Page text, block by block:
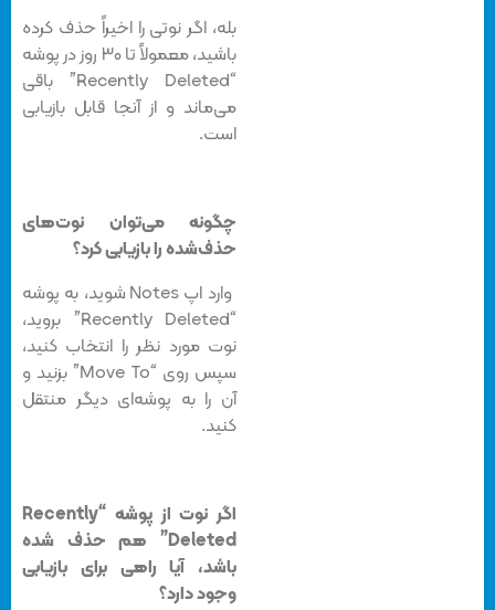
بله، اگر نوتی را اخیراً حذف کرده
باشید، معمولاً تا ۳۰ روز در پوشه
“Recently Deleted” باقی
می‌ماند و از آنجا قابل بازیابی
است.
چگونه می‌توان نوت‌های
حذف‌شده را بازیابی کرد؟
وارد اپ Notes شوید، به پوشه
“Recently Deleted” بروید،
نوت مورد نظر را انتخاب کنید،
سپس روی “Move To” بزنید و
آن را به پوشه‌ای دیگر منتقل
کنید.
اگر نوت از پوشه “Recently
Deleted” هم حذف شده
باشد، آیا راهی برای بازیابی
وجود دارد؟